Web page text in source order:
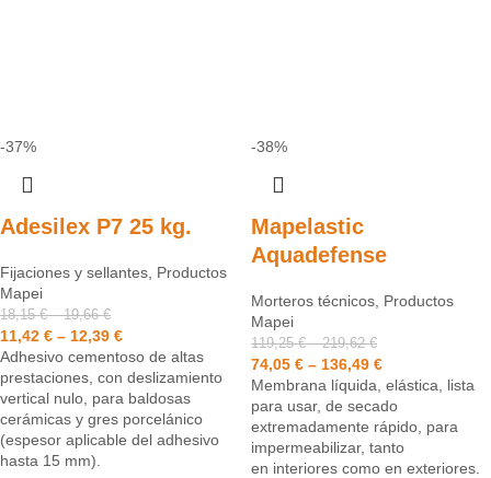
-37%
Adesilex P7 25 kg.
Fijaciones y sellantes Productos
Mapei
18,15€–19,66€
11,42 € – 12,39 €
Adhesivo cementoso de altas
prestaciones, con deslizamiento
vertical nulo, para baldosas
cerámicas y gres porcelánico
(espesor aplicable del adhesivo
hasta 15 mm).
-38%
Mapelastic
Aquadefense
Morteros técnicos Productos
Mapei
119,25€–219,62€
74,05 € – 136,49 €
Membrana líquida, elástica, lista
para usar, de secado
extremadamente rápido, para
impermeabilizar, tanto
en interiores como en exteriores.